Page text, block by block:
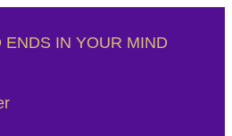
ENDS IN YOUR MIND